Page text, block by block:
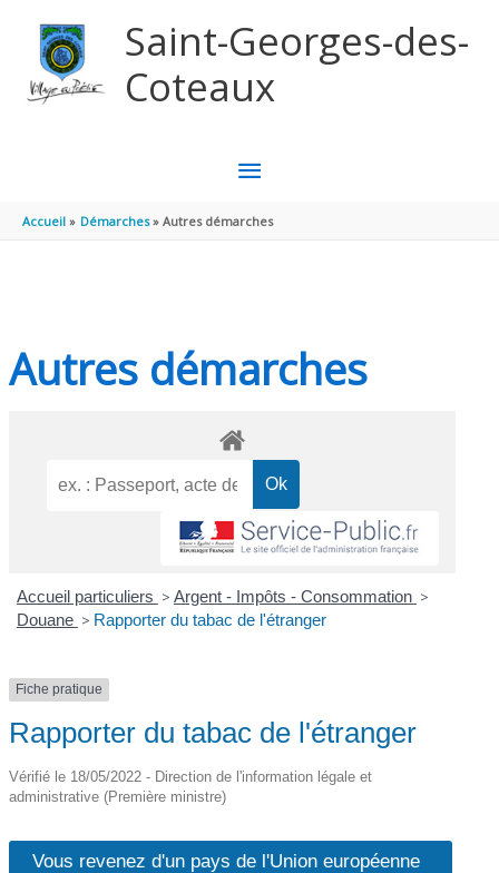
Saint-Georges-des-
Coteaux
MENU
PRINCIPAL
Accueil Démarches Autres démarches
Autres démarches
Accueil particuliers > Argent - Impôts - Consommation >
Douane > Rapporter du tabac de l'étranger
Fiche pratique
Rapporter du tabac de l'étranger
Vérifié le 18/05/2022 - Direction de l'information légale et
administrative (Première ministre)
Vous revenez d'un pays de l'Union européenne